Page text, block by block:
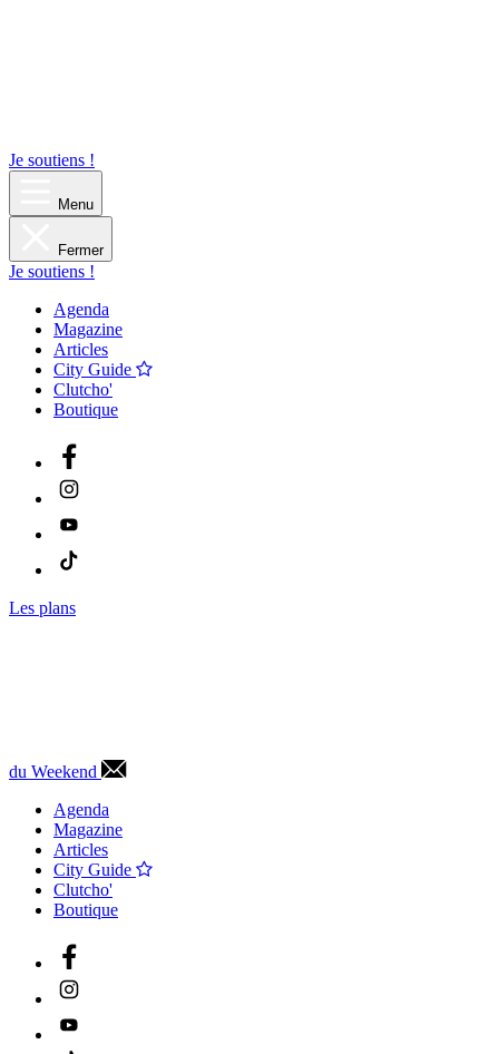
Je soutiens !
Menu
Fermer
Je soutiens !
Agenda
Magazine
Articles
City Guide
Clutcho'
Boutique
Les plans
du Weekend
Agenda
Magazine
Articles
City Guide
Clutcho'
Boutique